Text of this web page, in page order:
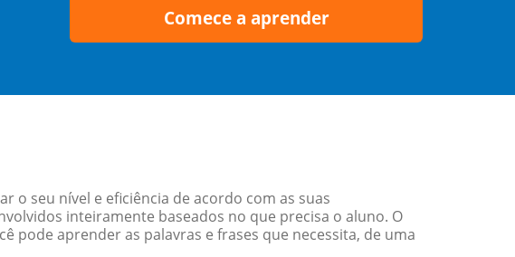
Comece a aprender
o seu nível e eficiência de acordo com as suas
inteiramente baseados no que precisa o aluno. O
pode aprender as palavras e frases que necessita, de uma